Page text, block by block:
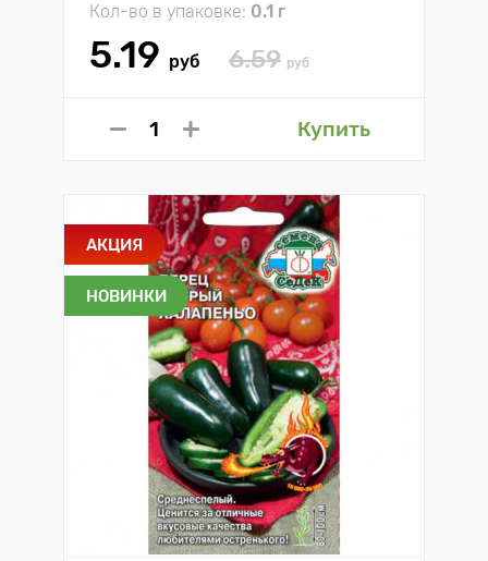
Кол-во в упаковке: 0.1 г
5.19 руб 6.59 руб
Купить
АКЦИЯ
НОВИНКИ